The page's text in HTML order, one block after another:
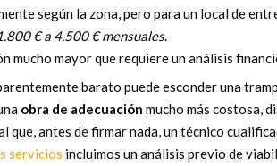
según la zona, pero para un local de
€ a 4.500 € mensuales.
mucho mayor que requiere un análisis
barato puede esconder una
obra de adecuación mucho más costosa,
que, antes de firmar nada, un técnico
servicios incluimos un análisis previo de